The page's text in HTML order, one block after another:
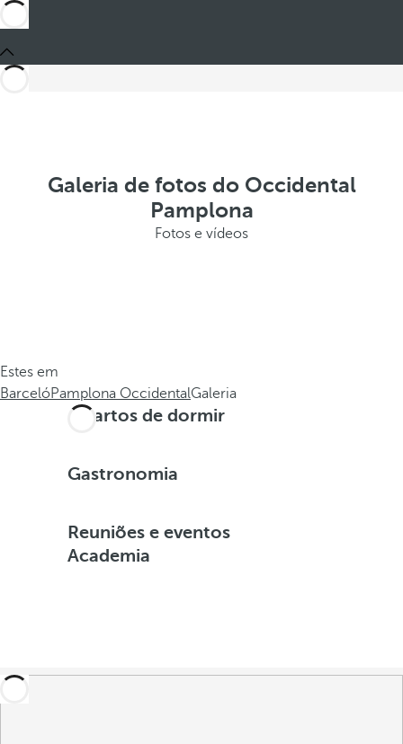
Galeria de fotos do Occidental
Pamplona
Fotos e vídeos
Estes em
BarcelóPamplona OccidentalGaleria
Quartos de dormir
Gastronomia
Reuniões e eventos
Academia